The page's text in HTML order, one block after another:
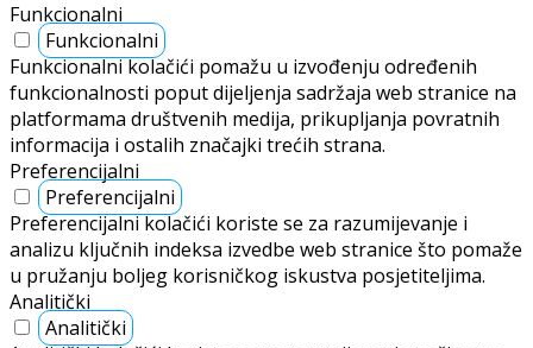
Funkcionalni
Funkcionalni
Funkcionalni kolačići pomažu u izvođenju određenih
funkcionalnosti poput dijeljenja sadržaja web stranice na
platformama društvenih medija, prikupljanja povratnih
informacija i ostalih značajki trećih strana.
Preferencijalni
Preferencijalni
Preferencijalni kolačići koriste se za razumijevanje i
analizu ključnih indeksa izvedbe web stranice što pomaže
u pružanju boljeg korisničkog iskustva posjetiteljima.
Analitički
Analitički